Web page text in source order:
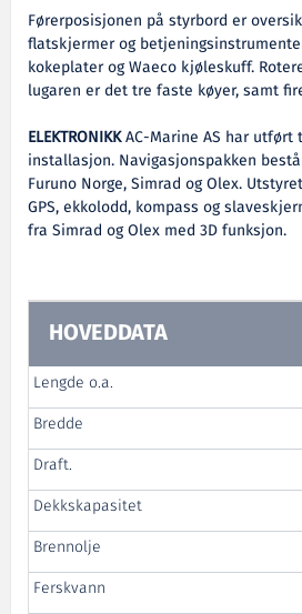
Førerposisjonen på styrbord er
flatskjermer og
kokeplater og Waeco kjøleskuff.
lugaren er det tre faste køyer, samt
ELEKTRONIKKAC-Marine AS har utført
installasjon. Navigasjonspakken
Furuno Norge, Simrad og Olex.
GPS, ekkolodd, kompass og
fra Simrad og Olex med 3D funksjon.
HOVEDDATA
Lengde o.a.
Bredde
Draft.
Dekkskapasitet
Brennolje
Ferskvann